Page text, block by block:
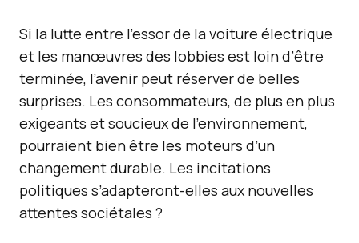
Si la lutte entre l’essor de la voiture électrique
et les manœuvres des lobbies est loin d’être
terminée, l’avenir peut réserver de belles
surprises. Les consommateurs, de plus en plus
exigeants et soucieux de l’environnement,
pourraient bien être les moteurs d’un
changement durable. Les incitations
politiques s’adapteront-elles aux nouvelles
attentes sociétales ?